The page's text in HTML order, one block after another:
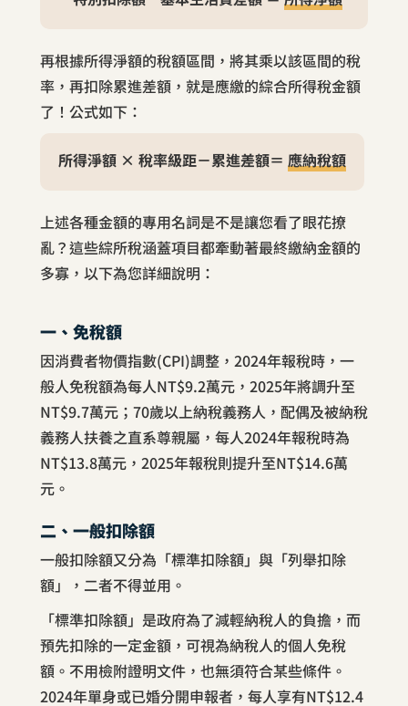
再根據所得淨額的稅額區間，將其乘以該區間的稅
率，再扣除累進差額，就是應繳的綜合所得稅金額
了！公式如下：
所得淨額 × 稅率級距－累進差額＝ 應納稅額
上述各種金額的專用名詞是不是讓您看了眼花撩
亂？這些綜所稅涵蓋項目都牽動著最終繳納金額的
多寡，以下為您詳細說明：
一、免稅額
因消費者物價指數(CPI)調整，2024年報稅時，一
般人免稅額為每人NT$9.2萬元，2025年將調升至
NT$9.7萬元；70歲以上納稅義務人，配偶及被納稅
義務人扶養之直系尊親屬，每人2024年報稅時為
NT$13.8萬元，2025年報稅則提升至NT$14.6萬
元。
二、一般扣除額
一般扣除額又分為「標準扣除額」與「列舉扣除
額」，二者不得並用。
「標準扣除額」是政府為了減輕納稅人的負擔，而
預先扣除的一定金額，可視為納稅人的個人免稅
額。不用檢附證明文件，也無須符合某些條件。
2024年單身或已婚分開申報者，每人享有NT$12.4